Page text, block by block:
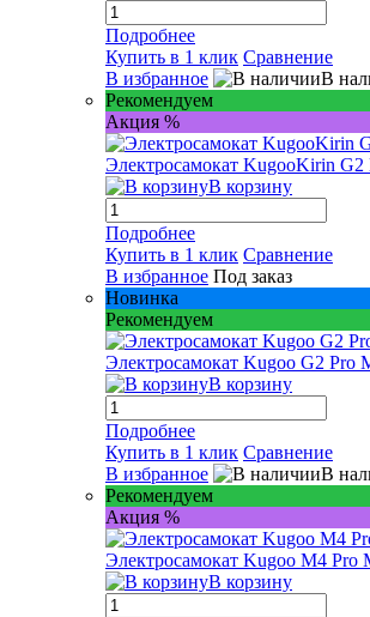
Подробнее
Купить в 1 клик Сравнение
В избранное
В
Рекомендуем
Акция %
Электросамокат KugooKirin G2
В корзину
Подробнее
Купить в 1 клик Сравнение
В избранное Под заказ
Новинка
Рекомендуем
Электросамокат Kugoo G2 Pro
В корзину
Подробнее
Купить в 1 клик Сравнение
В избранное
В
Рекомендуем
Акция %
Электросамокат Kugoo M4 Pro
В корзину